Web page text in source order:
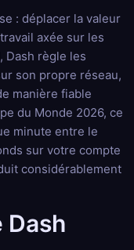
: déplacer la valeur
axée sur les
Dash règle les
son propre réseau,
manière fiable
du Monde 2026, ce
minute entre le
sur votre compte
considérablement
Dash